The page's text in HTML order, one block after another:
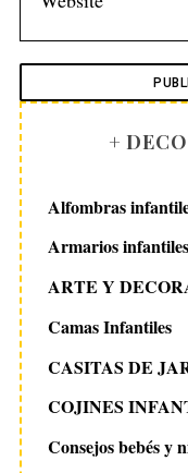
+
Alfombras
Armarios infantiles
ARTE Y
Camas Infantiles
CASITAS DE
COJINES
Consejos bebés y